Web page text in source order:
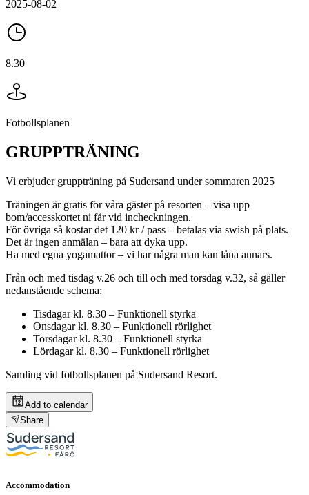
2025-08-02
8.30
Fotbollsplanen
GRUPPTRÄNING
Vi erbjuder gruppträning på Sudersand under sommaren 2025
Träningen är gratis för våra gäster på resorten – visa upp
bom/accesskortet ni får vid incheckningen.
För övriga så kostar det 120 kr / pass – betalas via swish på plats.
Det är ingen anmälan – bara att dyka upp.
Ha med egna yogamattor – vi har några man kan låna annars.
Från och med tisdag v.26 och till och med torsdag v.32, så gäller
nedanstående schema:
Tisdagar kl. 8.30 – Funktionell styrka
Onsdagar kl. 8.30 – Funktionell rörlighet
Torsdagar kl. 8.30 – Funktionell styrka
Lördagar kl. 8.30 – Funktionell rörlighet
Samling vid fotbollsplanen på Sudersand Resort.
Add to calendar
Share
Accommodation